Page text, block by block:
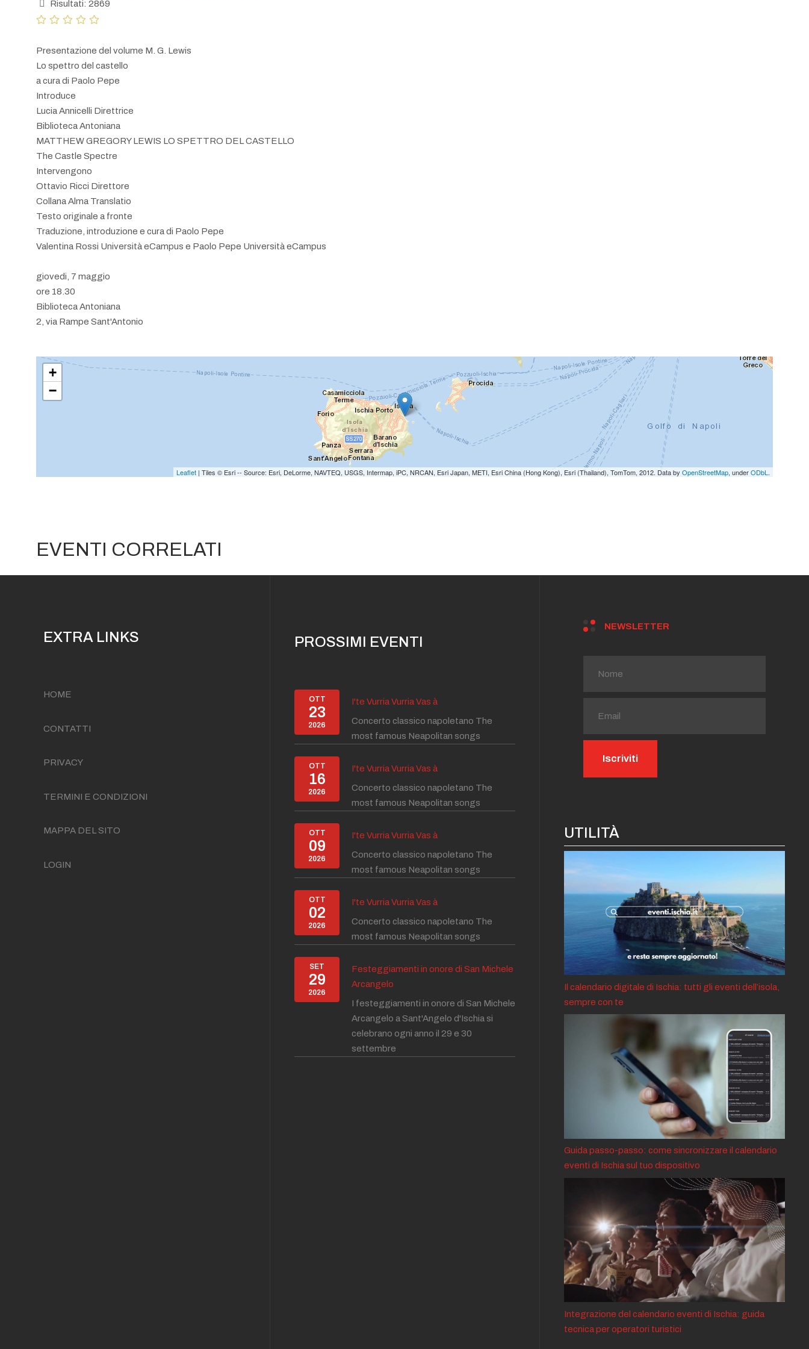
Risultati: 2869
Presentazione del volume M. G. Lewis
Lo spettro del castello
a cura di Paolo Pepe
Introduce
Lucia Annicelli Direttrice
Biblioteca Antoniana
MATTHEW GREGORY LEWIS LO SPETTRO DEL CASTELLO
The Castle Spectre
Intervengono
Ottavio Ricci Direttore
Collana Alma Translatio
Testo originale a fronte
Traduzione, introduzione e cura di Paolo Pepe
Valentina Rossi Università eCampus e Paolo Pepe Università eCampus
giovedi, 7 maggio
ore 18.30
Biblioteca Antoniana
2, via Rampe Sant'Antonio
+
−
Leaflet | Tiles © Esri -- Source: Esri, DeLorme, NAVTEQ, USGS, Intermap, iPC, NRCAN, Esri Japan, METI, Esri China (Hong Kong), Esri (Thailand), TomTom, 2012. Data by OpenStreetMap, underODbL.
EVENTI CORRELATI
EXTRA LINKS
HOME
CONTATTI
PRIVACY
TERMINI E CONDIZIONI
MAPPA DEL SITO
LOGIN
PROSSIMI EVENTI
OTT
23
2026
I'te Vurria Vurria Vas à
Concerto classico napoletano The
most famous Neapolitan songs
OTT
16
2026
I'te Vurria Vurria Vas à
Concerto classico napoletano The
most famous Neapolitan songs
OTT
09
2026
I'te Vurria Vurria Vas à
Concerto classico napoletano The
most famous Neapolitan songs
OTT
02
2026
I'te Vurria Vurria Vas à
Concerto classico napoletano The
most famous Neapolitan songs
SET
29
2026
Festeggiamenti in onore di San Michele
Arcangelo
I festeggiamenti in onore di San Michele
Arcangelo a Sant'Angelo d'Ischia si
celebrano ogni anno il 29 e 30
settembre
NEWSLETTER
UTILITÀ
Il calendario digitale di Ischia: tutti gli eventi dell’isola,
sempre con te
Guida passo-passo: come sincronizzare il calendario
eventi di Ischia sul tuo dispositivo
Integrazione del calendario eventi di Ischia: guida
tecnica per operatori turistici